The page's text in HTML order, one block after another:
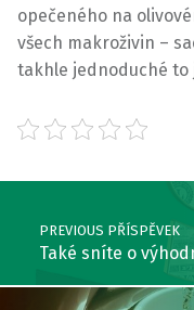
opečeného na
všech makroživin –
takhle jednoduché to
Skip back to main navigation
Post navigation
PREVIOUS PŘÍSPĚVEK
Také sníte o